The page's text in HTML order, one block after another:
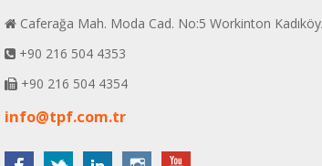
Caferağa Mah. Moda Cad. No:5 Workinton
+90 216 504 4353
+90 216 504 4354
info@tpf.com.tr